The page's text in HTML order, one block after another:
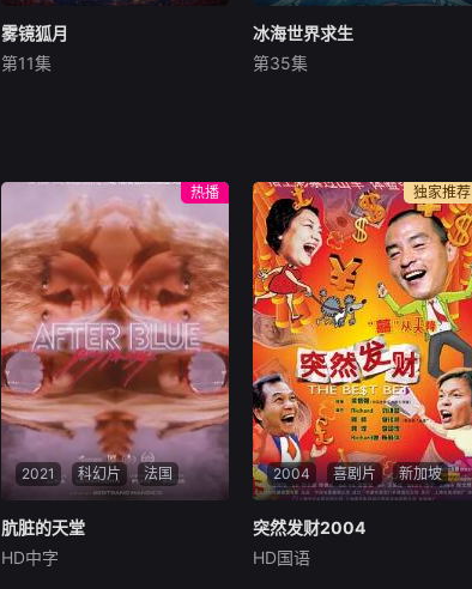
雾镜狐月
未知
意外撞破惊天秘密：眼前温文
尔雅的少年，竟是背负狐族千
年罪孽的九尾狐继承者。 命运
早已写定，她是天
雾镜狐月
第11集
冰海世界求生
未知
冰海世界求生
第35集
2021 科幻片 法国
热播
肮脏的天堂
埃琳娜·勒文松
肮脏的天堂
HD中字
2004 喜剧片 新加坡
独家推荐
突然发财2004
李铭顺
突然发财2004
HD国语